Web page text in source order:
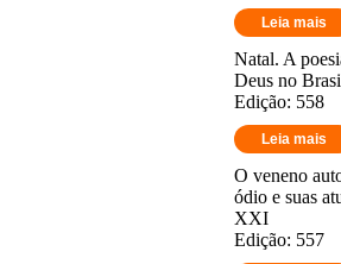
Leia mais
Natal. A
Deus no
Edição: 558
Leia mais
O veneno
ódio e suas
XXI
Edição: 557